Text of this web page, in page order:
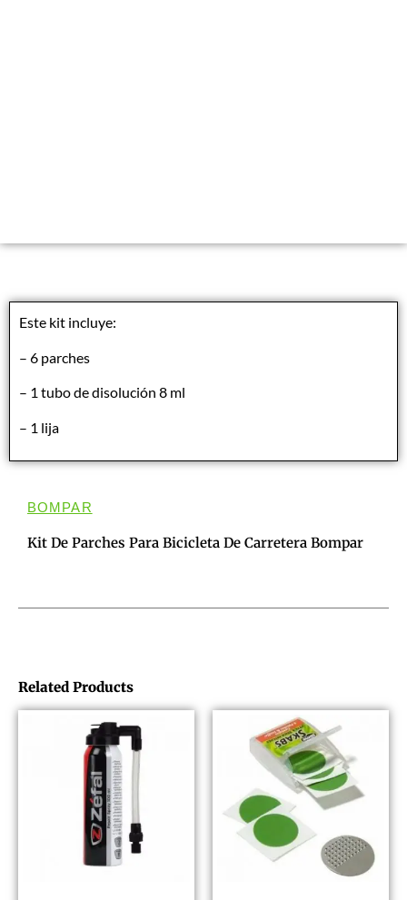
Este kit incluye:
– 6 parches
– 1 tubo de disolución 8 ml
– 1 lija
BOMPAR
Kit De Parches Para Bicicleta De Carretera Bompar
Related Products